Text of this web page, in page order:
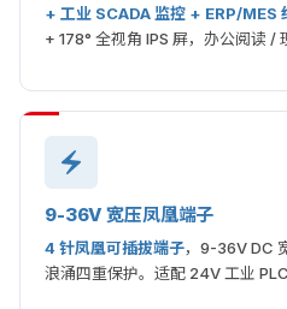
+ 工业 SCADA 监控 + ERP/MES
+ 178° 全视角 IPS 屏，办公阅读 /
9-36V 宽压凤凰端子
4 针凤凰可插拔端子，9-36V DC
浪涌四重保护。适配 24V 工业